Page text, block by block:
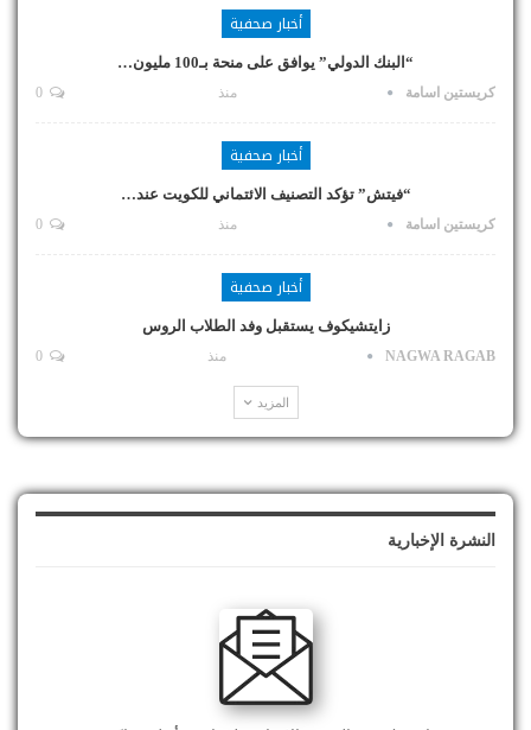
أخبار صحفية
“البنك الدولي” يوافق على منحة بـ100 مليون…
كريستين اسامة منذ
أخبار صحفية
“فيتش” تؤكد التصنيف الائتماني للكويت عند…
كريستين اسامة منذ
أخبار صحفية
زايتشيكوف يستقبل وفد الطلاب الروس
NAGWA RAGAB منذ
المزيد
النشرة الإخبارية